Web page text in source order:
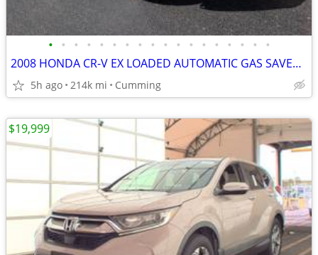
• • • • • • • • • • • • • • • • • •
2008 HONDA CR-V EX LOADED AUTOMATIC GAS SAVER 4CYL RUNS GREAT
5h ago 214k mi Cumming
$19,999